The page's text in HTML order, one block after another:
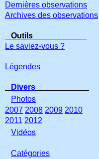
Dernières observations
Archives des observations
Outils
Le saviez-vous ?
Légendes
Divers
Photos
2007 2008 2009 2010
2011 2012
Vidéos
Catégories